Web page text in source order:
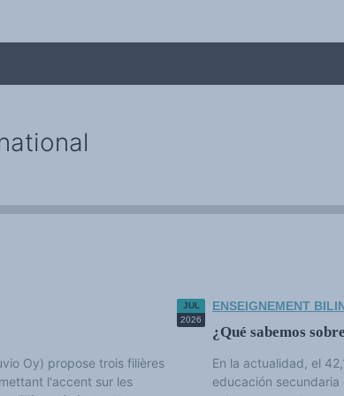
Oy) propose trois filières
l'accent sur les
JUL
2026
ENSEIGNEMENT
¿Qué sabemos
En la actualidad, el
educación